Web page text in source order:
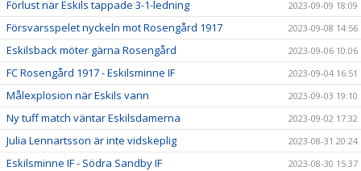
Förlust när Eskils tappade 3-1-ledning 2023-09-09 18:09
Försvarsspelet nyckeln mot Rosengård 1917 2023-09-08 14:56
Eskilsback möter gärna Rosengård 2023-09-06 10:06
FC Rosengård 1917 - Eskilsminne IF 2023-09-04 16:51
Målexplosion när Eskils vann 2023-09-03 19:10
Ny tuff match väntar Eskilsdamerna 2023-09-02 17:32
Julia Lennartsson är inte vidskeplig 2023-08-31 20:24
Eskilsminne IF - Södra Sandby IF 2023-08-30 15:37